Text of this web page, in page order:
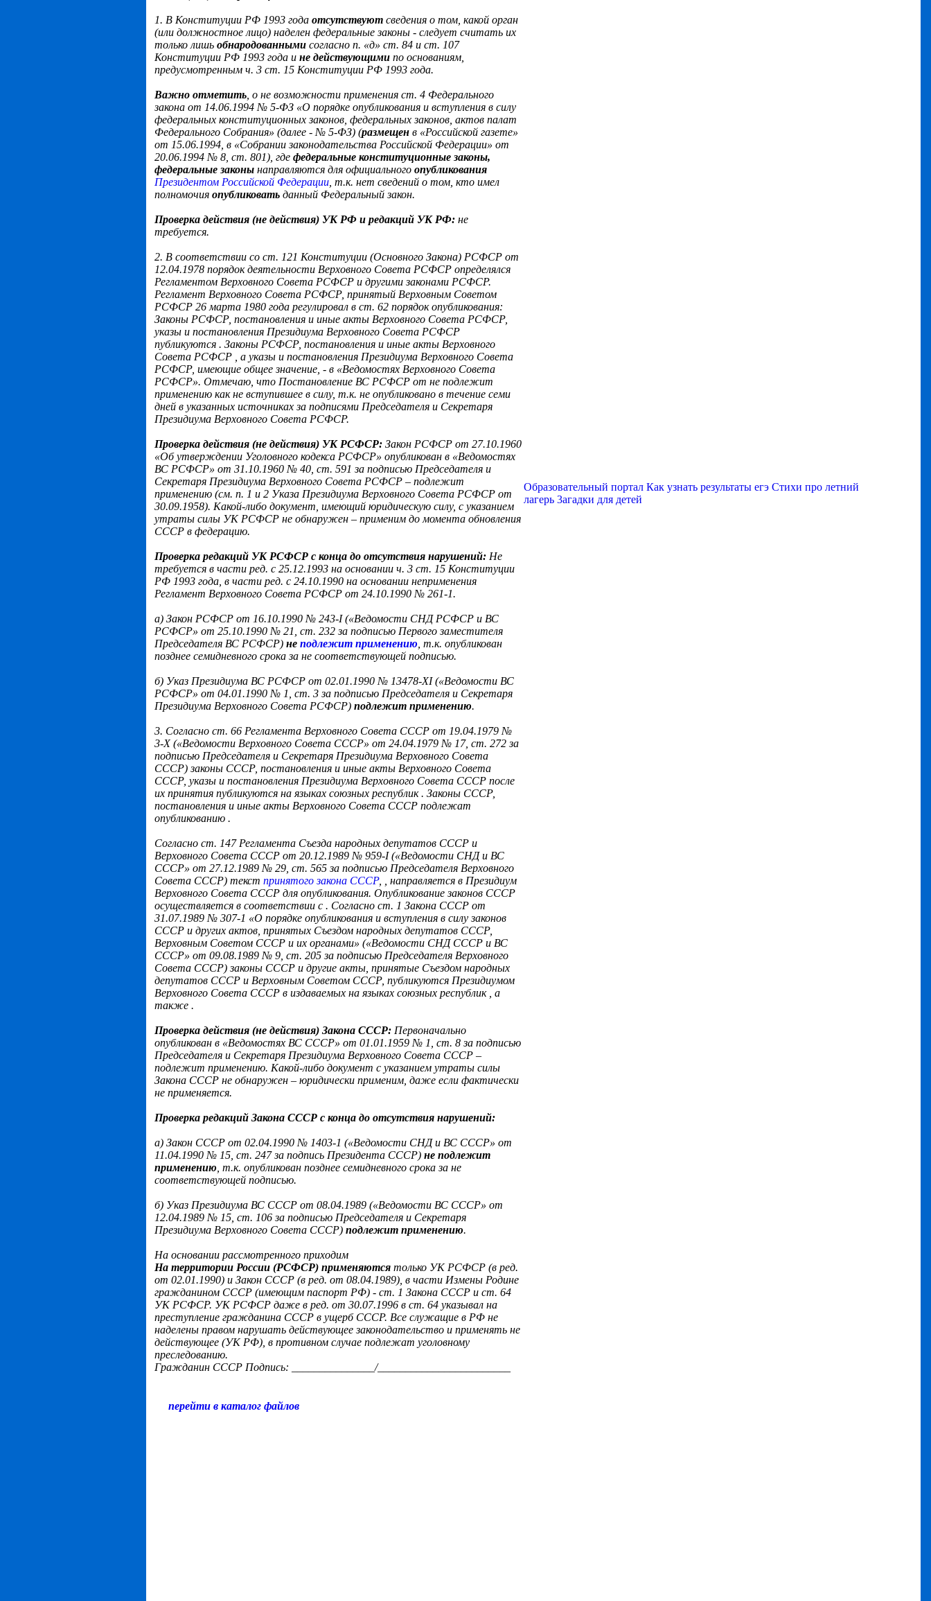
1. В Конституции РФ 1993 года отсутствуют сведения о том, какой орган
(или должностное лицо) наделен федеральные законы - следует считать их
только лишь обнародованными согласно п. «д» ст. 84 и ст. 107
Конституции РФ 1993 года и не действующими по основаниям,
предусмотренным ч. 3 ст. 15 Конституции РФ 1993 года.
Важно отметить , о не возможности применения ст. 4 Федерального
закона от 14.06.1994 № 5-ФЗ «О порядке опубликования и вступления в силу
федеральных конституционных законов, федеральных законов, актов палат
Федерального Собрания» (далее - № 5-ФЗ) (размещен в «Российской газете»
от 15.06.1994, в «Собрании законодательства Российской Федерации» от
20.06.1994 № 8, ст. 801), где федеральные конституционные законы,
федеральные законы направляются для официального опубликования
Президентом Российской Федерации т.к. нет сведений о том, кто имел
полномочия опубликовать данный Федеральный закон.
Проверка действия (не действия) УК РФ и редакций УК РФ: не
требуется.
2. В соответствии со ст. 121 Конституции (Основного Закона) РСФСР от
12.04.1978 порядок деятельности Верховного Совета РСФСР определялся
Регламентом Верховного Совета РСФСР и другими законами РСФСР.
Регламент Верховного Совета РСФСР, принятый Верховным Советом
РСФСР 26 марта 1980 года регулировал в ст. 62 порядок опубликования:
Законы РСФСР, постановления и иные акты Верховного Совета РСФСР,
указы и постановления Президиума Верховного Совета РСФСР
публикуются . Законы РСФСР, постановления и иные акты Верховного
Совета РСФСР
, а указы и постановления Президиума Верховного Совета
РСФСР, имеющие общее значение, - в «Ведомостях Верховного Совета
РСФСР». Отмечаю, что Постановление ВС РСФСР от не подлежит
применению как не вступившее в силу, т.к. не опубликовано в течение семи
дней в указанных источниках за подписями Председателя и Секретаря
Президиума Верховного Совета РСФСР.
Проверка действия (не действия) УК РСФСР: Закон РСФСР от 27.10.1960
«Об утверждении Уголовного кодекса РСФСР» опубликован в «Ведомостях
ВС РСФСР» от 31.10.1960 № 40, ст. 591 за подписью Председателя и
Секретаря Президиума Верховного Совета РСФСР – подлежит
применению (см. п. 1 и 2 Указа Президиума Верховного Совета РСФСР от
30.09.1958). Какой-либо документ, имеющий юридическую силу, с указанием
утраты силы УК РСФСР не обнаружен – применим до момента обновления
СССР в федерацию.
Проверка редакций УК РСФСР с конца до отсутствия нарушений: Не
требуется в части ред. с 25.12.1993 на основании ч. 3 ст. 15 Конституции
РФ 1993 года, в части ред. с 24.10.1990 на основании неприменения
Регламент Верховного Совета РСФСР от 24.10.1990 № 261-1.
а) Закон РСФСР от 16.10.1990 № 243-I («Ведомости СНД РСФСР и ВС
РСФСР» от 25.10.1990 № 21, ст. 232 за подписью Первого заместителя
Председателя ВС РСФСР) не подлежит применению , т.к. опубликован
позднее семидневного срока за не соответствующей подписью.
б) Указ Президиума ВС РСФСР от 02.01.1990 № 13478-XI («Ведомости ВС
РСФСР» от 04.01.1990 № 1, ст. 3 за подписью Председателя и Секретаря
Президиума Верховного Совета РСФСР) подлежит применению.
3. Согласно ст. 66 Регламента Верховного Совета СССР от 19.04.1979 №
3-X («Ведомости Верховного Совета СССР» от 24.04.1979 № 17, ст. 272 за
подписью Председателя и Секретаря Президиума Верховного Совета
СССР)законы СССР, постановления и иные акты Верховного Совета
СССР, указы и постановления Президиума Верховного Совета СССР после
их принятия публикуются на языках союзных республик. Законы СССР,
постановления и иные акты Верховного Совета СССР подлежат
опубликованию .
Согласно ст. 147 Регламента Съезда народных депутатов СССР и
Верховного Совета СССР от 20.12.1989 № 959-I («Ведомости СНД и ВС
СССР» от 27.12.1989 № 29, ст. 565 за подписью Председателя Верховного
Совета СССР) текст принятого закона СССР,
, направляется в Президиум
Верховного Совета СССР для опубликования. Опубликование законов СССР
осуществляется в соответствии с . Согласно ст. 1 Закона СССР от
31.07.1989 № 307-1 «О порядке опубликования и вступления в силу законов
СССР и других актов, принятых Съездом народных депутатов СССР,
Верховным Советом СССР и их органами» («Ведомости СНД СССР и ВС
СССР» от 09.08.1989 № 9, ст. 205 за подписью Председателя Верховного
Совета СССР) законы СССР и другие акты, принятые Съездом народных
депутатов СССР и Верховным Советом СССР, публикуются Президиумом
Верховного Совета СССР в издаваемых на языках союзных республик
, а
также .
Проверка действия (не действия) Закона СССР: Первоначально
опубликован в «Ведомостях ВС СССР» от 01.01.1959 № 1, ст. 8 за подписью
Председателя и Секретаря Президиума Верховного Совета СССР –
подлежит применению. Какой-либо документ с указанием утраты силы
Закона СССР не обнаружен – юридически применим, даже если фактически
не применяется.
Проверка редакций Закона СССР с конца до отсутствия нарушений:
а) Закон СССР от 02.04.1990 № 1403-1 («Ведомости СНД и ВС СССР» от
11.04.1990 № 15, ст. 247 за подпись Президента СССР) не подлежит
применению , т.к. опубликован позднее семидневного срока за не
соответствующей подписью.
б) Указ Президиума ВС СССР от 08.04.1989 («Ведомости ВС СССР» от
12.04.1989 № 15, ст. 106 за подписью Председателя и Секретаря
Президиума Верховного Совета СССР) подлежит применению.
На основании рассмотренного приходим
На территории России (РСФСР) применяются только УК РСФСР (в ред.
от 02.01.1990) и Закон СССР (в ред. от 08.04.1989), в части Измены Родине
гражданином СССР (имеющим паспорт РФ) - ст. 1 Закона СССР и ст. 64
УК РСФСР. УК РСФСР даже в ред. от 30.07.1996 в ст. 64 указывал на
преступление гражданина СССР в ущерб СССР. Все служащие в РФ не
наделены правом нарушать действующее законодательство и применять не
действующее (УК РФ), в противном случае подлежат уголовному
преследованию.
Гражданин СССР Подпись: _______________/________________________
перейти в каталог файлов
Образовательный портал Как узнать результаты егэ Стихи про летний
лагерь 3агадки для детей